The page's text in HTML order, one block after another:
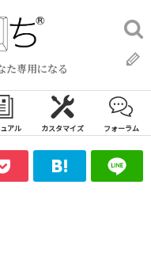
た専用になる
検
索:
アル カスタマイズ フォーラム